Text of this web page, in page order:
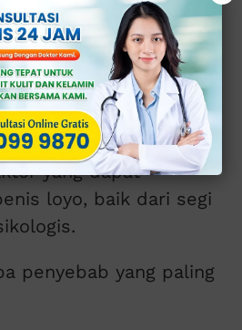
Penis
yang dapat
loyo, baik dari segi
penyebab yang paling